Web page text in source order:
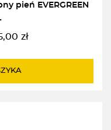
pień EVERGREEN
zł